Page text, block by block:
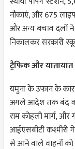
नौकाएं, और 675
और अन्य बचाव दलों ने
निकालकर सरकारी
ट्रैफिक और
यमुना के उफान के
अगले आदेश तक बंद कर
राम कोहली मार्ग, और
आईएसबीटी कश्मीरी
से आने वाले वाहनों को